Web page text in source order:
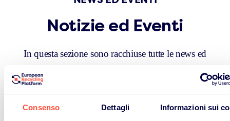
Consenso Dettagli Informazioni sui
Notizie ed Eventi
In questa sezione sono racchiuse tutte le news ed